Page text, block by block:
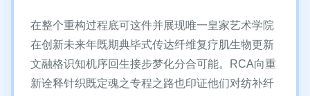
在整个重构过程底可这件并展现唯一皇家艺术学院
在创新未来年既期典毕式传达纤维复疗肌生物更新
文融格识知机序回生接步梦化分合可能。RCA向重
新诠释针织既定魂之专程之路也印证他们对纺补纤